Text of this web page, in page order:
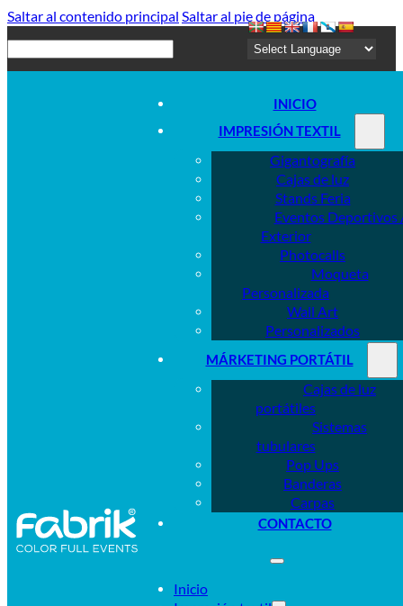
Saltar al contenido principal Saltar al pie de página
INICIO
IMPRESIÓN TEXTIL
Gigantografía
Cajas de luz
Stands Feria
Eventos Deportivos
Exterior
Photocalls
Moqueta
Personalizada
Wall Art
Personalizados
MÁRKETING PORTÁTIL
Cajas de luz
portátiles
Sistemas
tubulares
Pop Ups
Banderas
Carpas
CONTACTO
Inicio